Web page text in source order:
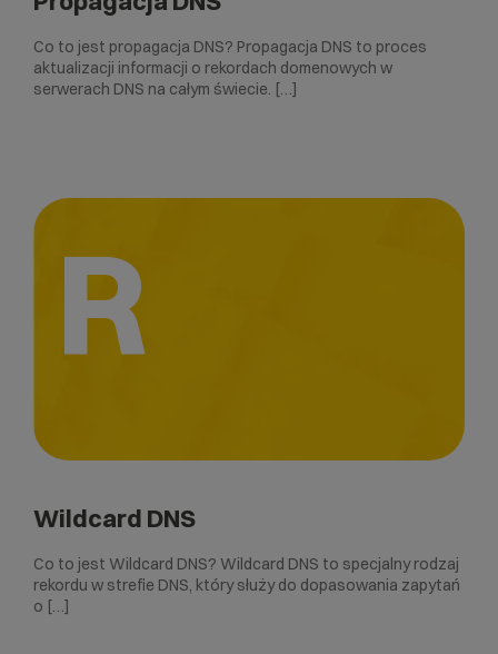
Co to jest propagacja DNS? Propagacja DNS to proces
aktualizacji informacji o rekordach domenowych w
serwerach DNS na całym świecie. […]
R
Wildcard DNS
Co to jest Wildcard DNS? Wildcard DNS to specjalny rodzaj
rekordu w strefie DNS, który służy do dopasowania zapytań
o […]